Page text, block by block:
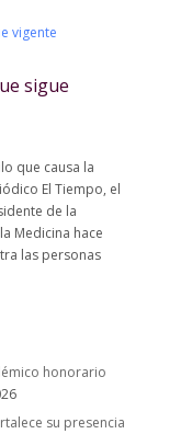
sigue
que causa la
El Tiempo, el
de la
Medicina hace
las personas
honorario
su presencia